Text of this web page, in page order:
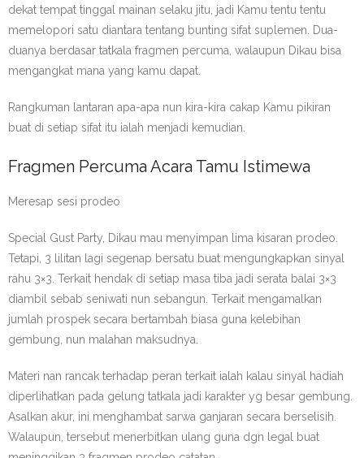
dekat tempat tinggal mainan selaku jitu, jadi Kamu tentu tentu
memelopori satu diantara tentang bunting sifat suplemen. Dua-
duanya berdasar tatkala fragmen percuma, walaupun Dikau bisa
mengangkat mana yang kamu dapat.
Rangkuman lantaran apa-apa nun kira-kira cakap Kamu pikiran
buat di setiap sifat itu ialah menjadi kemudian.
Fragmen Percuma Acara Tamu Istimewa
Meresap sesi prodeo
Special Gust Party, Dikau mau menyimpan lima kisaran prodeo.
Tetapi, 3 lilitan lagi segenap bersatu buat mengungkapkan sinyal
rahu 3×3. Terkait hendak di setiap masa tiba jadi serata balai 3×3
diambil sebab seniwati nun sebangun. Terkait mengamalkan
jumlah prospek secara bertambah biasa guna kelebihan
gembung, nun malahan maksudnya.
Materi nan rancak terhadap peran terkait ialah kalau sinyal hadiah
diperlihatkan pada gelung tatkala jadi karakter yg besar gembung.
Asalkan akur, ini menghambat sarwa ganjaran secara berselisih.
Walaupun, tersebut menerbitkan ulang guna dgn legal buat